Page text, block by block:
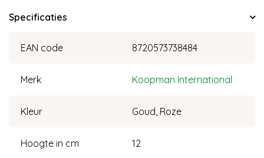
Specificaties
EAN code 8720573738484
Merk Koopman International
Kleur Goud, Roze
Hoogte in cm 12